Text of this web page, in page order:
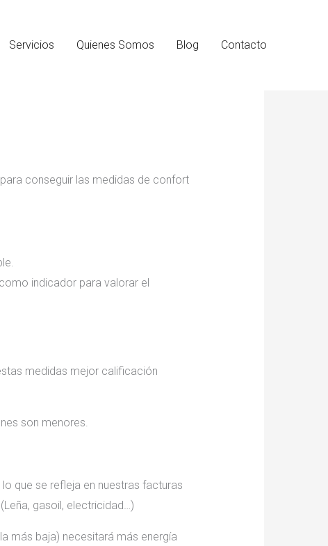
Servicios Quienes Somos Blog Contacto
conseguir las medidas de confort
indicador para valorar el
medidas mejor calificación
son menores.
que se refleja en nuestras facturas
gasoil, electricidad…)
más baja) necesitará más energía